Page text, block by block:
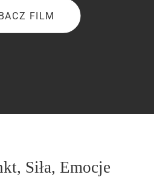
FILM
Siła, Emocje